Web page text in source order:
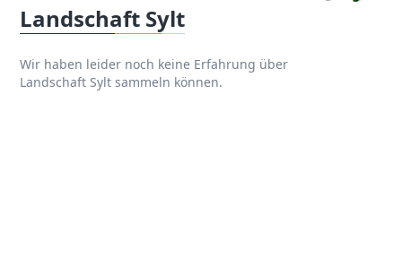
Landschaft Sylt
Wir haben leider noch keine Erfahrung über
Landschaft Sylt sammeln können.